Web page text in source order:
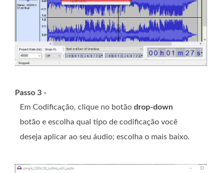
Passo 3 -
Em Codificação, clique no botão drop-down
botão e escolha qual tipo de codificação você
deseja aplicar ao seu áudio; escolha o mais baixo.